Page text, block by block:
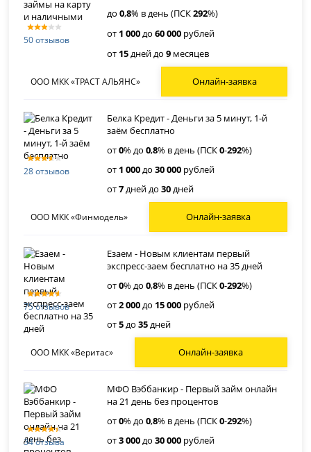
50 отзывов
до0,8% в день (ПСК292%)
от 1 000до60 000 рублей
от 15дней до9 месяцев
ООО МКК «ТРАСТ АЛЬЯНС» Онлайн-заявка
28 отзывов
Белка Кредит - Деньги за 5 минут, 1-й
заём бесплатно
от0% до0,8% в день (ПСК0-292%)
от 1 000до30 000 рублей
от7дней до30дней
ООО МКК «Финмодель» Онлайн-заявка
75 отзывов
Езаем - Новым клиентам первый
экспресс-заем бесплатно на 35 дней
от0% до0,8% в день (ПСК0-292%)
от2 000до 15 000 рублей
от5до35дней
ООО МКК «Веритас» Онлайн-заявка
34 отзыва
МФО Вэббанкир - Первый займ онлайн
на 21 день без процентов
от0% до0,8% в день (ПСК0-292%)
от3 000до30 000 рублей